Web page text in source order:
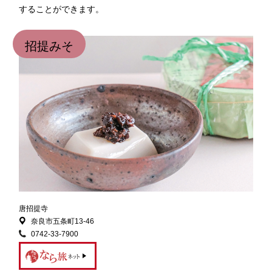
することができます。
招提みそ
唐招提寺
奈良市五条町13-46
0742-33-7900